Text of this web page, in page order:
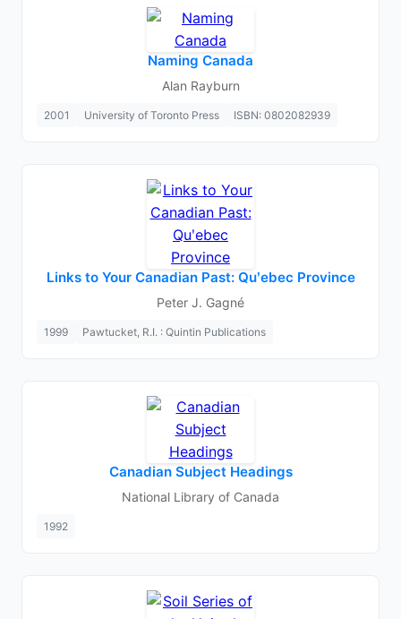
Naming Canada
Alan Rayburn
2001 University of Toronto Press ISBN: 0802082939
Links to Your Canadian Past: Quʹebec Province
Peter J. Gagné
1999 Pawtucket, R.I. : Quintin Publications
Canadian Subject Headings
National Library of Canada
1992